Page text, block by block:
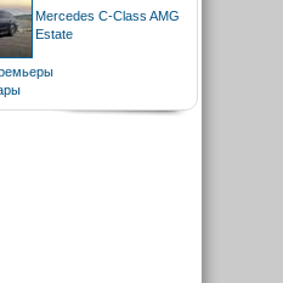
Mercedes C-Class AMG
Estate